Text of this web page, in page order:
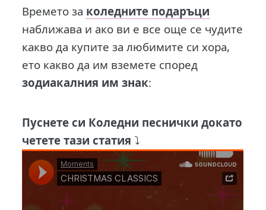
Времето за коледните подаръци
наближава и ако ви е все още се чудите
какво да купите за любимите си хора,
ето какво да им вземете според
зодиакалния им знак:
Пуснете си Коледни песнички докато
четете тази статия ⤵️